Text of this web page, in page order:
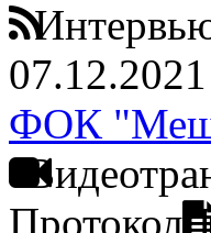
ФОК
Протокол